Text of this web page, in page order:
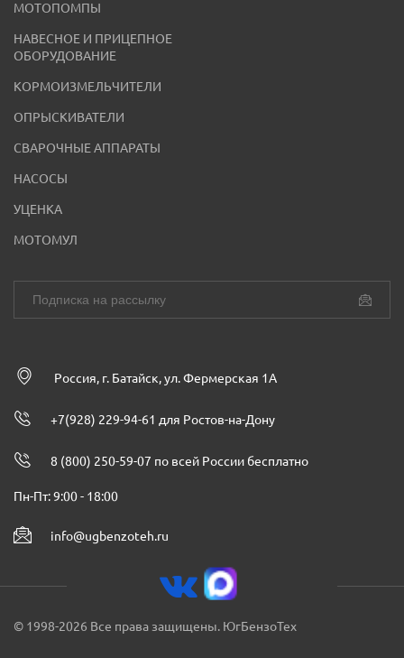
МОТОПОМПЫ
НАВЕСНОЕ И ПРИЦЕПНОЕ
ОБОРУДОВАНИЕ
КОРМОИЗМЕЛЬЧИТЕЛИ
ОПРЫСКИВАТЕЛИ
СВАРОЧНЫЕ АППАРАТЫ
НАСОСЫ
УЦЕНКА
МОТОМУЛ
Россия, г. Батайск, ул. Фермерская 1А
+7(928) 229-94-61 для Ростов-на-Дону
8 (800) 250-59-07 по всей России бесплатно
Пн-Пт: 9:00 - 18:00
info@ugbenzoteh.ru
© 1998-2026 Все права защищены. ЮгБензоТех